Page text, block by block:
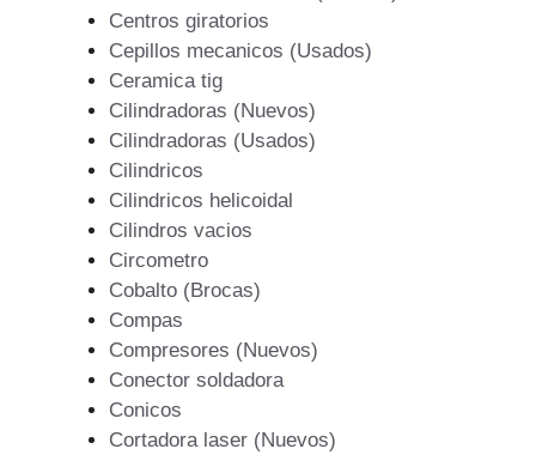
Centros giratorios
Cepillos mecanicos (Usados)
Ceramica tig
Cilindradoras (Nuevos)
Cilindradoras (Usados)
Cilindricos
Cilindricos helicoidal
Cilindros vacios
Circometro
Cobalto (Brocas)
Compas
Compresores (Nuevos)
Conector soldadora
Conicos
Cortadora laser (Nuevos)